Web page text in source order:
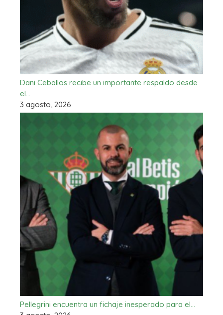
Dani Ceballos recibe un importante respaldo desde
el…
3 agosto, 2026
Pellegrini encuentra un fichaje inesperado para el…